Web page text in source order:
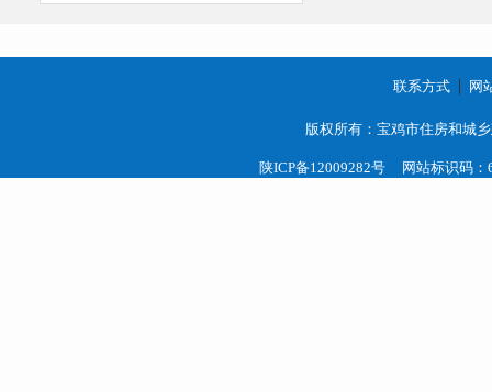
各区
指导下，
宝鸡
联系方式 网
版权所有：宝鸡市住房和城
陕ICP备12009282号 网站标识码：